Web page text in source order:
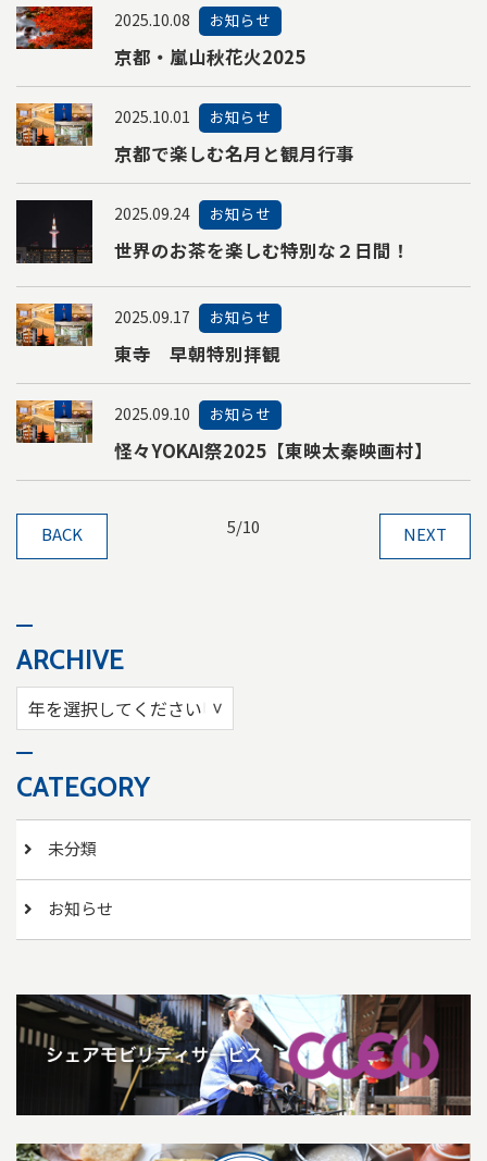
2025.10.08 お知らせ
京都・嵐山秋花火2025
2025.10.01 お知らせ
京都で楽しむ名月と観月行事
2025.09.24 お知らせ
世界のお茶を楽しむ特別な２日間！
2025.09.17 お知らせ
東寺 早朝特別拝観
2025.09.10 お知らせ
怪々YOKAI祭2025【東映太秦映画村】
BACK 5/10 NEXT
ARCHIVE
CATEGORY
未分類
お知らせ